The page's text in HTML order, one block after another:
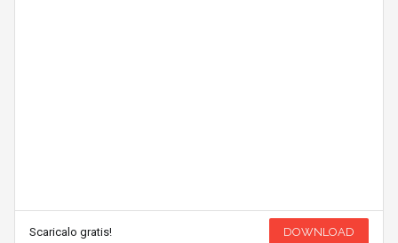
Scaricalo gratis! DOWNLOAD